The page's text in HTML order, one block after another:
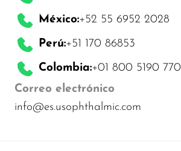
México:+52 55 6952 2028
Perú:+51 170 86853
Colombia:+01 800 5190 770
Correo electrónico
info@es.usophthalmic.com